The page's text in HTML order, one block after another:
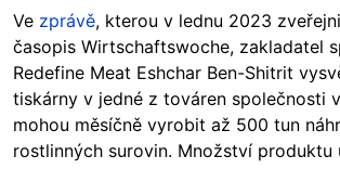
Ve zprávě, kterou v lednu 2023
časopis Wirtschaftswoche, zakladatel
Redefine Meat Eshchar Ben-Shitrit
tiskárny v jedné z továren společnosti
mohou měsíčně vyrobit až 500 tun
rostlinných surovin. Množství produktu